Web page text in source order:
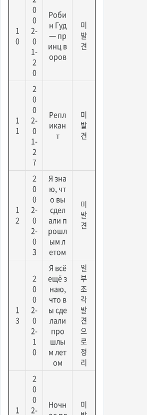
1
0
0
0
2-
0
1-
2
0
Роби
н Гуд
— пр
инц в
оров
미
발
견
1
1
2
0
0
2-
0
1-
2
7
Репл
икан
т
미
발
견
1
2
2
0
0
2-
0
2-
0
3
Я зна
ю, чт
о вы
сдел
али п
рошл
ым л
етом
미
발
견
1
3
2
0
0
2-
0
2-
1
0
Я всё
ещё з
наю,
что в
ы сде
лали
про
шлы
м лет
ом
일
부
조
각
발
견
으
로
정
리
1
2
0
0
2-
Ночн
미